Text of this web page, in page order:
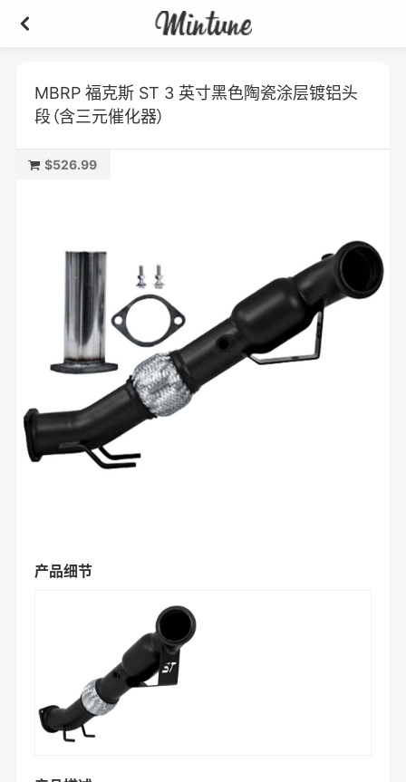
MBRP 福克斯 ST 3 英寸黑色陶瓷涂层镀铝头
段（含三元催化器）
$526.99
产品细节